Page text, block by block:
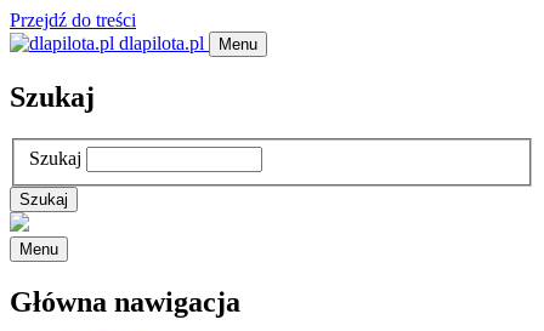
Przejdź do treści
dlapilota.pl
Menu
Szukaj
Szukaj
Menu
Główna nawigacja